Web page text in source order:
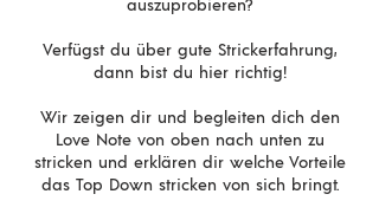
auszuprobieren?
Verfügst du über gute Strickerfahrung,
dann bist du hier richtig!
Wir zeigen dir und begleiten dich den
Love Note von oben nach unten zu
stricken und erklären dir welche Vorteile
das Top Down stricken von sich bringt.